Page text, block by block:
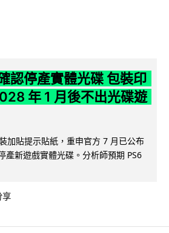
認停產實體光碟 包裝印
年 1 月後不出光碟遊
加貼提示貼紙，重申官方 7 月已公布
產新遊戲實體光碟。分析師預期 PS6
享